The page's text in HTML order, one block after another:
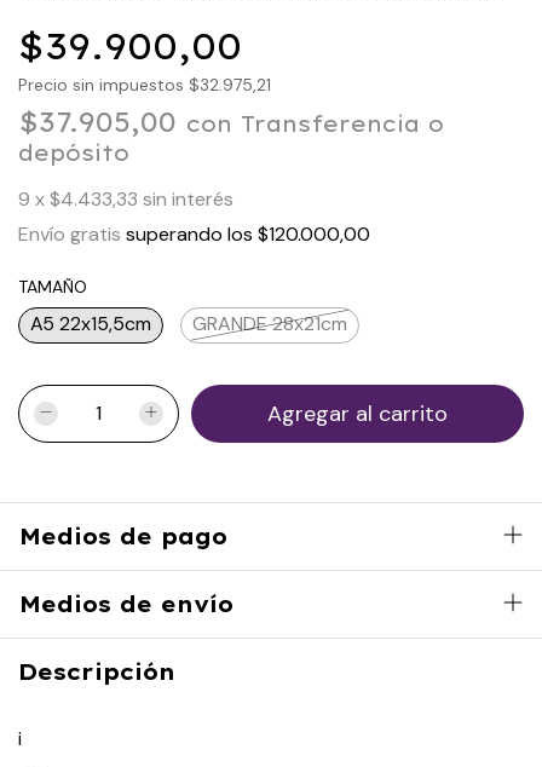
$39.900,00
Precio sin impuestos $32.975,21
$37.905,00 con Transferencia o
depósito
9 x$4.433,33 sin interés
Envío gratis superando los $120.000,00
TAMAÑO
A5 22x15,5cm GRANDE 28x21cm
Medios de pago
Medios de envío
Descripción
¡